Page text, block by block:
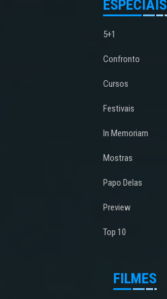
ESPECIAIS
5+1
Confronto
Cursos
Festivais
In Memoriam
Mostras
Papo Delas
Preview
Top 10
FILMES